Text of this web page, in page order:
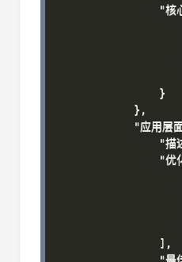
"核
                }
            },
"应用层
"描
"优
                ],